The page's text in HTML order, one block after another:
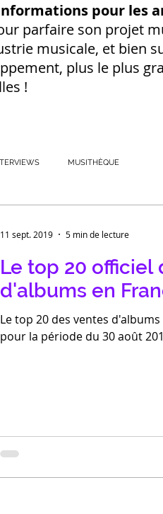
pour les
parfaire son projet
musicale, et bien
plus le plus
!
MUSITHÈQUE
Le top 20 officiel
d'albums en
Le top 20 des ventes
pour la période du 30 août
11 sept. 2019 5 min de lecture